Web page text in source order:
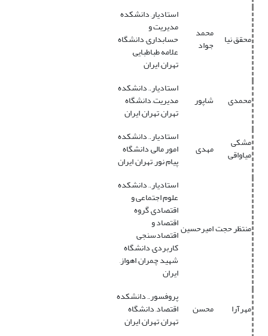
محقق نیا محمد
جواد
استادیار, دانشکده
مدیریت و
حسابداری, دانشگاه
علامه طباطبایی,
تهران, ایران
محمدی شاپور
استادیار., دانشکده
مدیریت, دانشگاه
تهران, تهران, ایران
مشکی
میاواقی مهدی
استادیار., دانشکده
امور مالی, دانشگاه
پیام نور, تهران, ایران
منتظر حجتامیرحسین
استادیار., دانشکده
علوم اجتماعی و
اقتصادی, گروه
اقتصاد و
اقتصادسنجی
کاربردی, دانشگاه
شهید چمران, اهواز,
ایران
مهرآرا محسن
پروفسور., دانشکده
اقتصاد, دانشگاه
تهران, تهران, ایران